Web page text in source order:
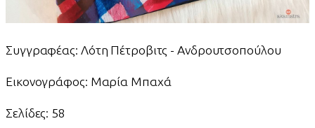
Συγγραφέας: Λότη Πέτροβιτς - Ανδρουτσοπούλου
Εικονογράφος: Μαρία Μπαχά
Σελίδες: 58